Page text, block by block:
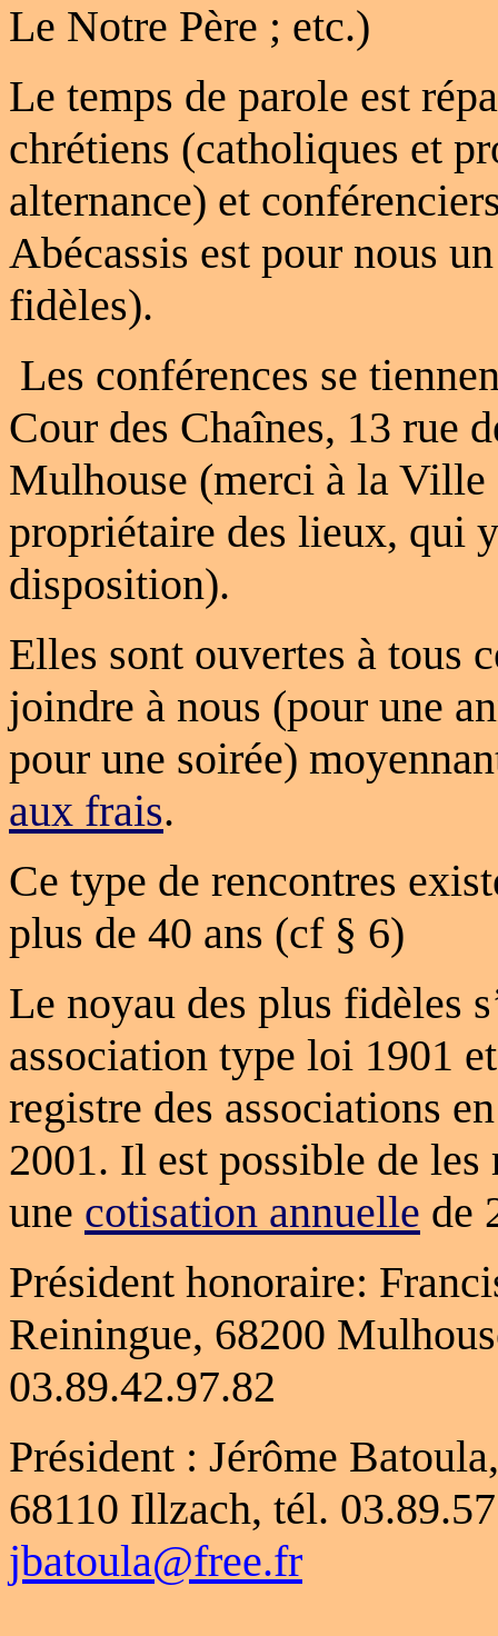
Le Notre Père ; etc.)
Le temps de parole est
chrétiens (catholiques et
alternance) et
Abécassis est pour nous
fidèles).
Les conférences se
Cour des Chaînes, 13 rue
Mulhouse (merci à la Ville
propriétaire des lieux, qui
disposition).
Elles sont ouvertes à tous
joindre à nous (pour une
pour une soirée)
aux frais.
Ce type de rencontres
plus de 40 ans (cf § 6)
Le noyau des plus fidèles
association type loi 1901
registre des associations
2001. Il est possible de
une cotisation annuelle de
Président honoraire:
Reiningue, 68200
03.89.42.97.82
Président : Jérôme
68110 Illzach, tél.
jbatoula@free.fr